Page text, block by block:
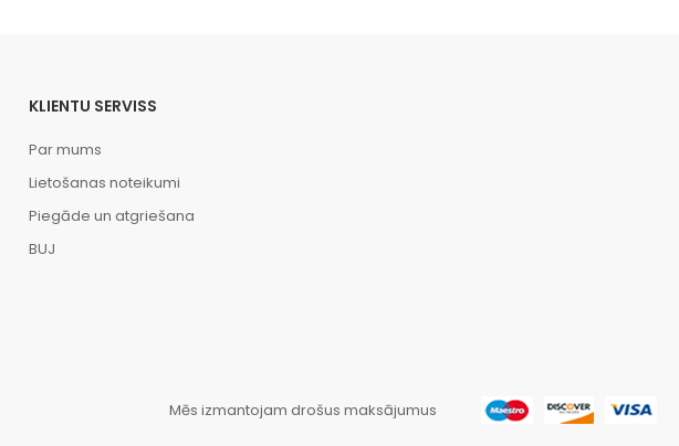
KLIENTU SERVISS
Par mums
Lietošanas noteikumi
Piegāde un atgriešana
BUJ
Mēs izmantojam drošus maksājumus